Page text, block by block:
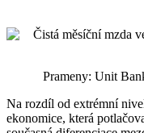
Prameny: Unit
Na rozdíl od extrémní
ekonomice, která